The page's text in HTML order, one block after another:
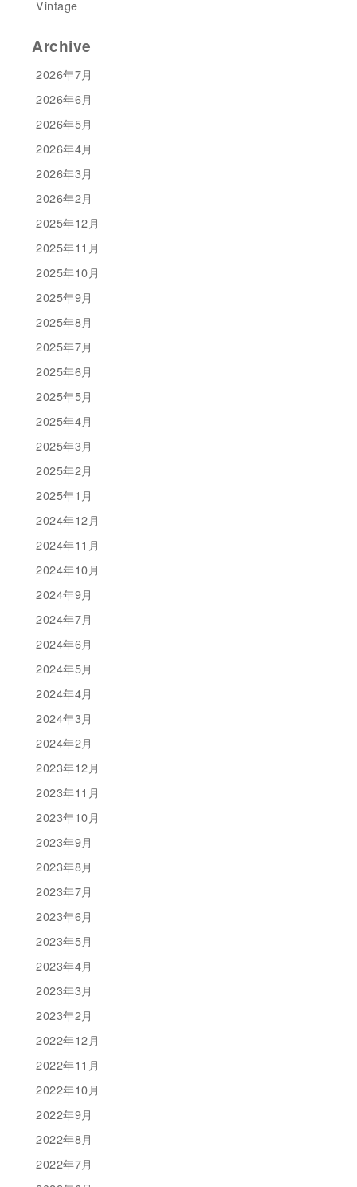
Vintage
Archive
2026年7月
2026年6月
2026年5月
2026年4月
2026年3月
2026年2月
2025年12月
2025年11月
2025年10月
2025年9月
2025年8月
2025年7月
2025年6月
2025年5月
2025年4月
2025年3月
2025年2月
2025年1月
2024年12月
2024年11月
2024年10月
2024年9月
2024年7月
2024年6月
2024年5月
2024年4月
2024年3月
2024年2月
2023年12月
2023年11月
2023年10月
2023年9月
2023年8月
2023年7月
2023年6月
2023年5月
2023年4月
2023年3月
2023年2月
2022年12月
2022年11月
2022年10月
2022年9月
2022年8月
2022年7月